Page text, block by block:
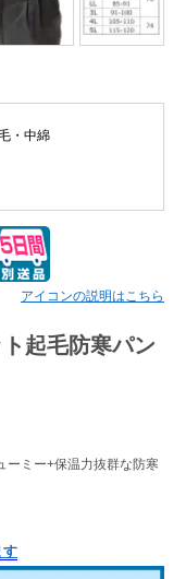
書
・中綿
アイコンの説明はこちら
起毛防寒パン
ーミー+保温力抜群な防寒
す